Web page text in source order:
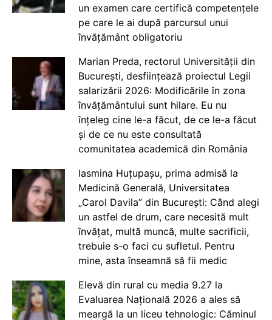
un examen care certifică competențele
pe care le ai după parcursul unui
învățământ obligatoriu
Marian Preda, rectorul Universității din
București, desființează proiectul Legii
salarizării 2026: Modificările în zona
învățământului sunt hilare. Eu nu
înțeleg cine le-a făcut, de ce le-a făcut
și de ce nu este consultată
comunitatea academică din România
Iasmina Huțupașu, prima admisă la
Medicină Generală, Universitatea
„Carol Davila” din București: Când alegi
un astfel de drum, care necesită mult
învățat, multă muncă, multe sacrificii,
trebuie s-o faci cu sufletul. Pentru
mine, asta înseamnă să fii medic
Elevă din rural cu media 9.27 la
Evaluarea Națională 2026 a ales să
meargă la un liceu tehnologic: Căminul